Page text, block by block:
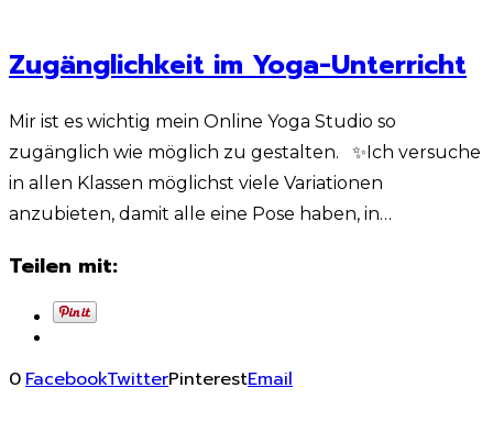
Zugänglichkeit im Yoga-Unterricht
Mir ist es wichtig mein Online Yoga Studio so
zugänglich wie möglich zu gestalten. ✨Ich versuche
in allen Klassen möglichst viele Variationen
anzubieten, damit alle eine Pose haben, in…
Teilen mit:
0FacebookTwitterPinterestEmail